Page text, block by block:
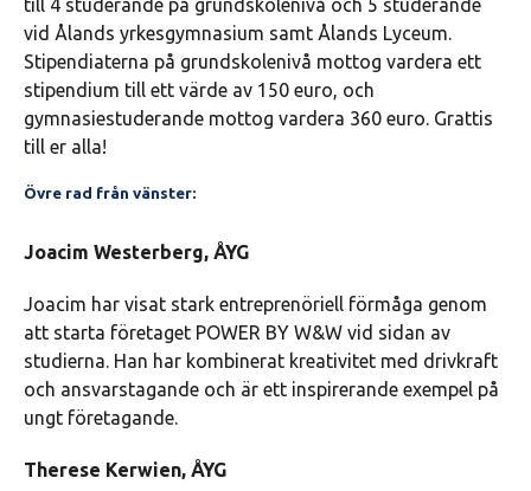
till 4 studerande på grundskolenivå och 5 studerande
vid Ålands yrkesgymnasium samt Ålands Lyceum.
Stipendiaterna på grundskolenivå mottog vardera ett
stipendium till ett värde av 150 euro, och
gymnasiestuderande mottog vardera 360 euro. Grattis
till er alla!
Övre rad från vänster:
Joacim Westerberg, ÅYG
Joacim har visat stark entreprenöriell förmåga genom
att starta företaget POWER BY W&W vid sidan av
studierna. Han har kombinerat kreativitet med drivkraft
och ansvarstagande och är ett inspirerande exempel på
ungt företagande.
Therese Kerwien, ÅYG